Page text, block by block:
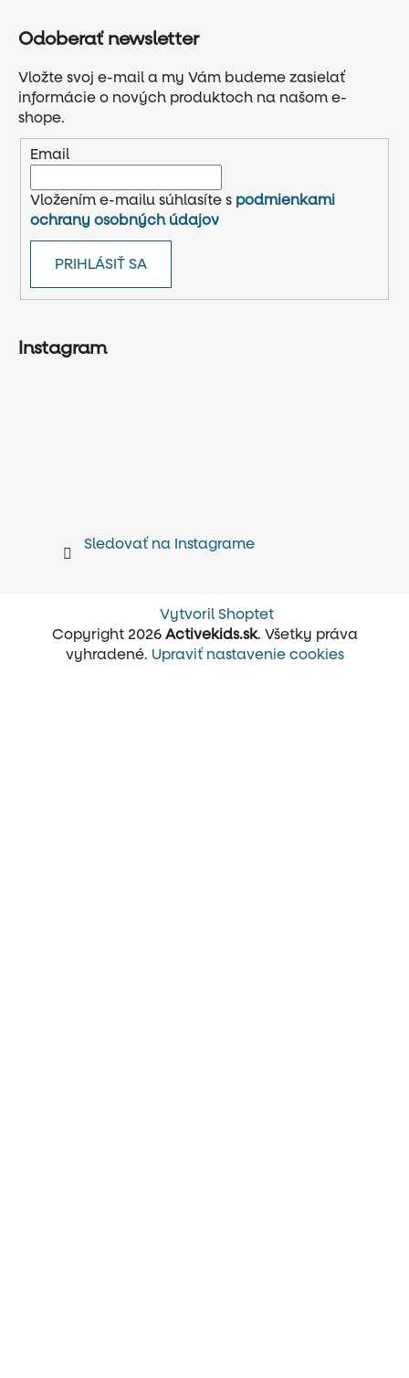
Odoberať newsletter
Vložte svoj e-mail a my Vám budeme zasielať
informácie o nových produktoch na našom e-
shope.
Email
Vložením e-mailu súhlasíte s podmienkami
ochrany osobných údajov
PRIHLÁSIŤ SA
Instagram
Sledovať na Instagrame
Vytvoril Shoptet
Copyright 2026Activekids.sk. Všetky práva
vyhradené. Upraviť nastavenie cookies